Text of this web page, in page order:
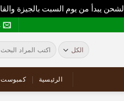
الشحن يبدأ من يوم السبت بالجيزة
البحث
عن:
الرئيسية كمبوست